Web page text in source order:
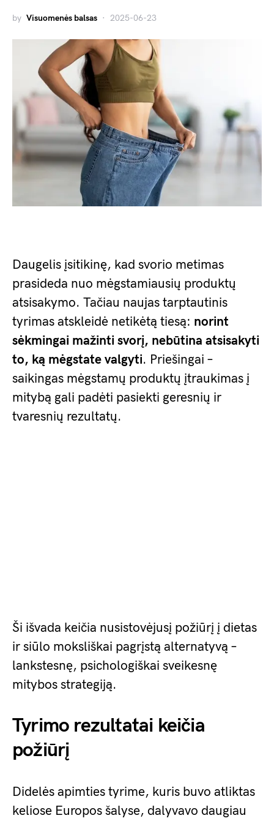
by Visuomenės balsas 2025-06-23
Daugelis įsitikinę, kad svorio metimas
prasideda nuo mėgstamiausių produktų
atsisakymo. Tačiau naujas tarptautinis
tyrimas atskleidė netikėtą tiesą: norint
sėkmingai mažinti svorį, nebūtina atsisakyti
to, ką mėgstate valgyti. Priešingai –
saikingas mėgstamų produktų įtraukimas į
mitybą gali padėti pasiekti geresnių ir
tvaresnių rezultatų.
Ši išvada keičia nusistovėjusį požiūrį į dietas
ir siūlo moksliškai pagrįstą alternatyvą –
lankstesnę, psichologiškai sveikesnę
mitybos strategiją.
Tyrimo rezultatai keičia
požiūrį
Didelės apimties tyrime, kuris buvo atliktas
keliose Europos šalyse, dalyvavo daugiau